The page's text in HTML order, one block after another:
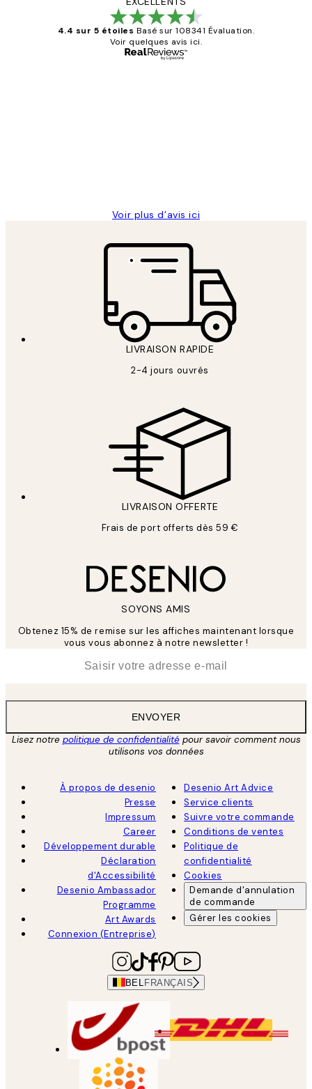
4.4 sur 5 étoiles Basé sur 108341 Évaluation.
Voir quelques avis ici.
Voir plus d’avis ici
LIVRAISON RAPIDE
2-4 jours ouvrés
LIVRAISON OFFERTE
Frais de port offerts dès 59 €
SOYONS AMIS
Obtenez 15% de remise sur les affiches maintenant lorsque
vous vous abonnez à notre newsletter !
ENVOYER
Lisez notre politique de confidentialitépour savoir comment nous
utilisons vos données
À propos de desenio
Presse
Impressum
Career
Développement durable
Déclaration
d'Accessibilité
Desenio Ambassador
Programme
Art Awards
Connexion (Entreprise)
Desenio Art Advice
Service clients
Suivre votre commande
Conditions de ventes
Politique de
confidentialité
Cookies
Demande d'annulation
de commande
Gérer les cookies
BEL FRANÇAIS